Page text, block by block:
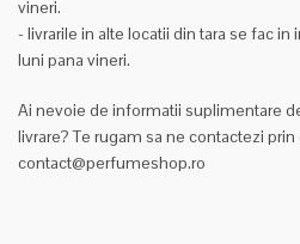
vineri.
- livrarile in alte locatii din tara se fac
luni pana vineri.
Ai nevoie de informatii suplimentare
livrare? Te rugam sa ne contactezi prin
contact@perfumeshop.ro